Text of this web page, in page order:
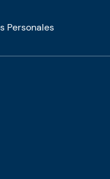
Personales